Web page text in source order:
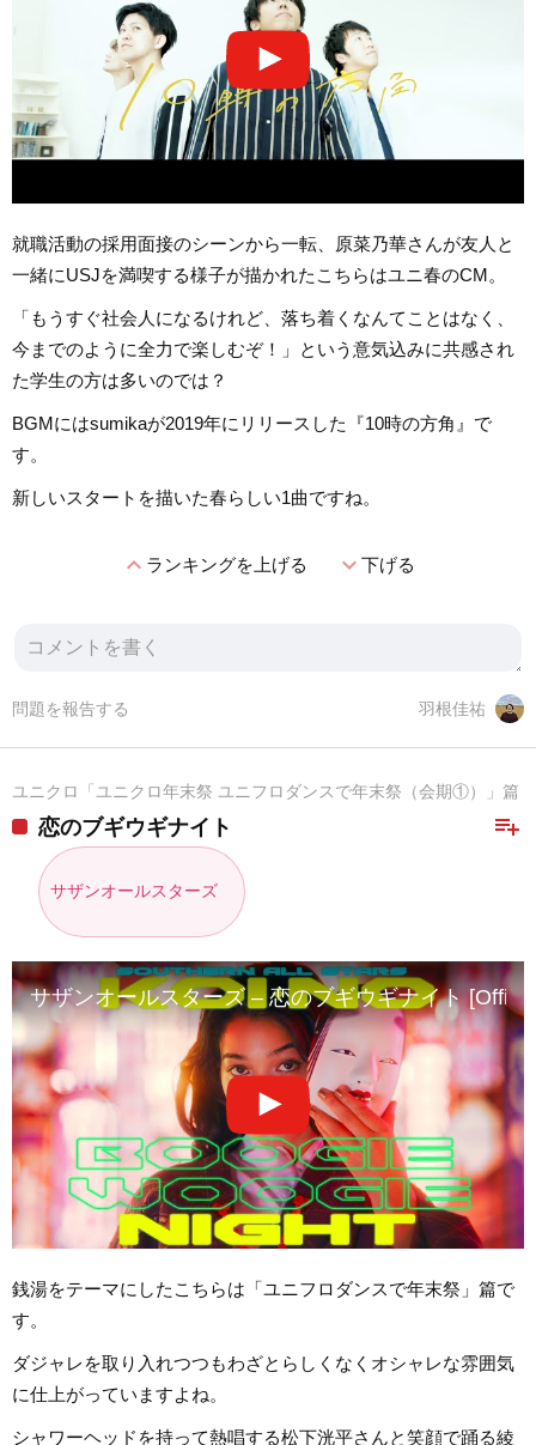
就職活動の採用面接のシーンから一転、原菜乃華さんが友人と
一緒にUSJを満喫する様子が描かれたこちらはユニ春のCM。
「もうすぐ社会人になるけれど、落ち着くなんてことはなく、
今までのように全力で楽しむぞ！」という意気込みに共感され
た学生の方は多いのでは？
BGMにはsumikaが2019年にリリースした『10時の方角』で
す。
新しいスタートを描いた春らしい1曲ですね。
expand_lessランキングを上げる expand_more下げる
羽根佳祐
問題を報告する
ユニクロ「ユニクロ年末祭 ユニフロダンスで年末祭（会期①）」篇
playlist_add
恋のブギウギナイト
サザンオールスターズ
サザンオールスターズ – 恋のブギウギナイト
銭湯をテーマにしたこちらは「ユニフロダンスで年末祭」篇で
す。
ダジャレを取り入れつつもわざとらしくなくオシャレな雰囲気
に仕上がっていますよね。
シャワーヘッドを持って熱唱する松下洸平さんと笑顔で踊る綾